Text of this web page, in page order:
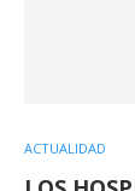
ACTUALIDAD